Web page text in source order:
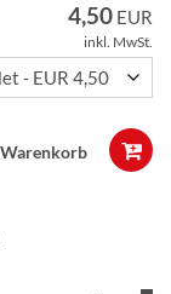
4,50 EUR
inkl. MwSt.